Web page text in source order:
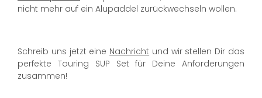
nicht mehr auf ein Alupaddel zurückwechseln wollen.
Schreib uns jetzt eine Nachricht und wir stellen Dir das
perfekte Touring SUP Set für Deine Anforderungen
zusammen!